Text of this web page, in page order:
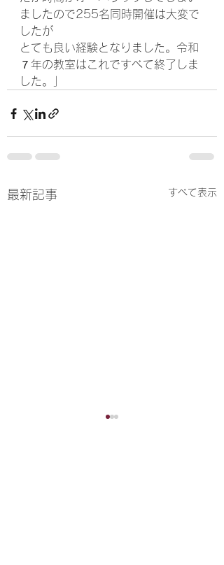
ましたので255名同時開催は大変で
したが
とても良い経験となりました。令和
７年の教室はこれですべて終了しま
した。」
最新記事 すべて表示